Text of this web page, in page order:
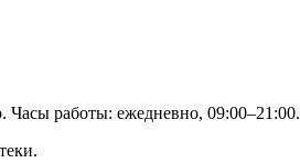
работы: ежедневно, 09:00–21:00.